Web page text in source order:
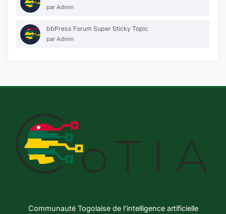
par Admin
bbPress Forum Super Sticky Topic
par Admin
Communauté Togolaise de l’intelligence artificielle